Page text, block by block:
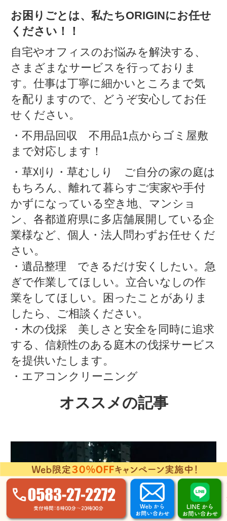
お困りごとは、私たちORIGINにお任せ
ください！！
自宅やオフィスのお悩みを解決する、
さまざまなサービスを行っておりま
す。仕事は丁寧に細かいところまで気
を配りますので、どうぞ安心してお任
せください。
・不用品回収 不用品1点からゴミ屋敷
まで対応します！
・草刈り・草むしり ご自分の家の庭は
もちろん、離れて暮らすご実家や手付
かずになっている空き地、マンショ
ン、各都道府県に多店舗展開している企
業様など、個人・法人問わずお任せくだ
さい。
・遺品整理 できるだけ安くしたい。急
ぎで作業してほしい。立合いなしの作
業をしてほしい。困ったことがありま
したら、ご相談ください。
・木の伐採 美しさと安全を同時に追求
する、信頼性のある庭木の伐採サービス
を提供いたします。
・エアコンクリーニング
オススメの記事